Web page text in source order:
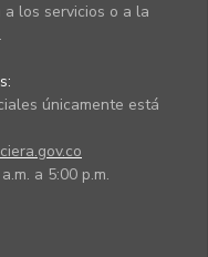
los servicios o a la
únicamente está
a 5:00 p.m.